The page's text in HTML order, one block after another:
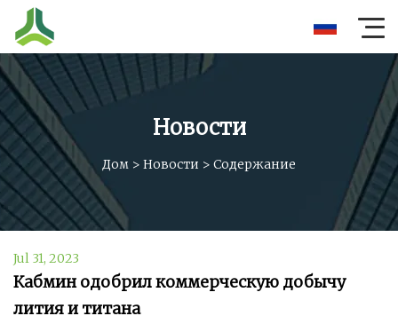
Новости
Дом > Новости > Содержание
Jul 31, 2023
Кабмин одобрил коммерческую добычу
лития и титана